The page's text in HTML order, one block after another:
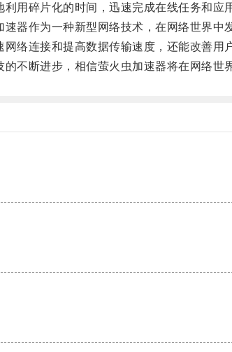
碎片化的时间，迅速完成在线任务和应用
作为一种新型网络技术，在网络世界中发
连接和提高数据传输速度，还能改善用户
断进步，相信萤火虫加速器将在网络世